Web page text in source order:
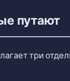
путают
три